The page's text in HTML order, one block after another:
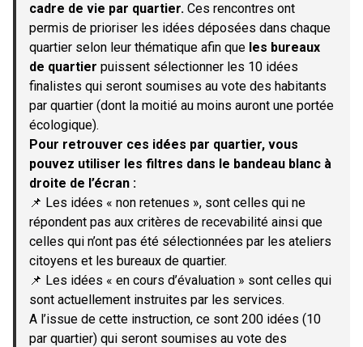
cadre de vie par quartier. Ces rencontres ont
permis de prioriser les idées déposées dans chaque
quartier selon leur thématique afin que les bureaux
de quartier puissent sélectionner les 10 idées
finalistes qui seront soumises au vote des habitants
par quartier (dont la moitié au moins auront une portée
écologique).
Pour retrouver ces idées par quartier, vous
pouvez utiliser les filtres dans le bandeau blanc à
droite de l’écran :
📌 Les idées « non retenues », sont celles qui ne
répondent pas aux critères de recevabilité ainsi que
celles qui n’ont pas été sélectionnées par les ateliers
citoyens et les bureaux de quartier.
📌 Les idées « en cours d’évaluation » sont celles qui
sont actuellement instruites par les services.
A l’issue de cette instruction, ce sont 200 idées (10
par quartier) qui seront soumises au vote des